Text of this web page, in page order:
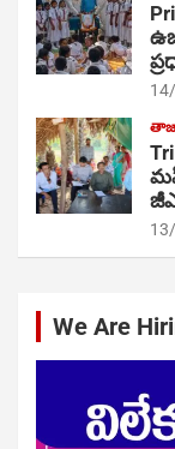
తాజా
We Are